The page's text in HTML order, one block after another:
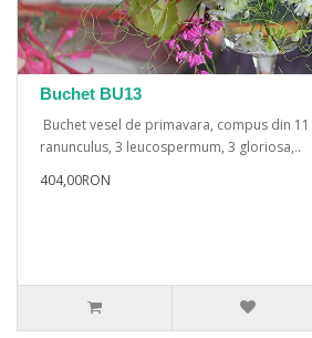
Buchet BU13
Buchet vesel de primavara, compus din
ranunculus, 3 leucospermum, 3 gloriosa,..
404,00RON